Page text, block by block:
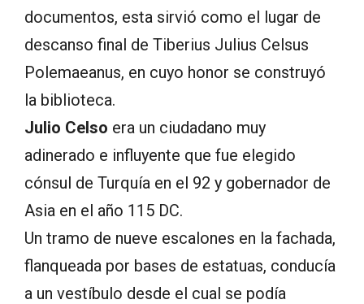
documentos, esta sirvió como el lugar de
descanso final de Tiberius Julius Celsus
Polemaeanus, en cuyo honor se construyó
la biblioteca.
Julio Celso era un ciudadano muy
adinerado e influyente que fue elegido
cónsul de Turquía en el 92 y gobernador de
Asia en el año 115 DC.
Un tramo de nueve escalones en la fachada,
flanqueada por bases de estatuas, conducía
a un vestíbulo desde el cual se podía